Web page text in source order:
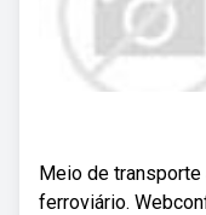
Meio de
ferroviário.